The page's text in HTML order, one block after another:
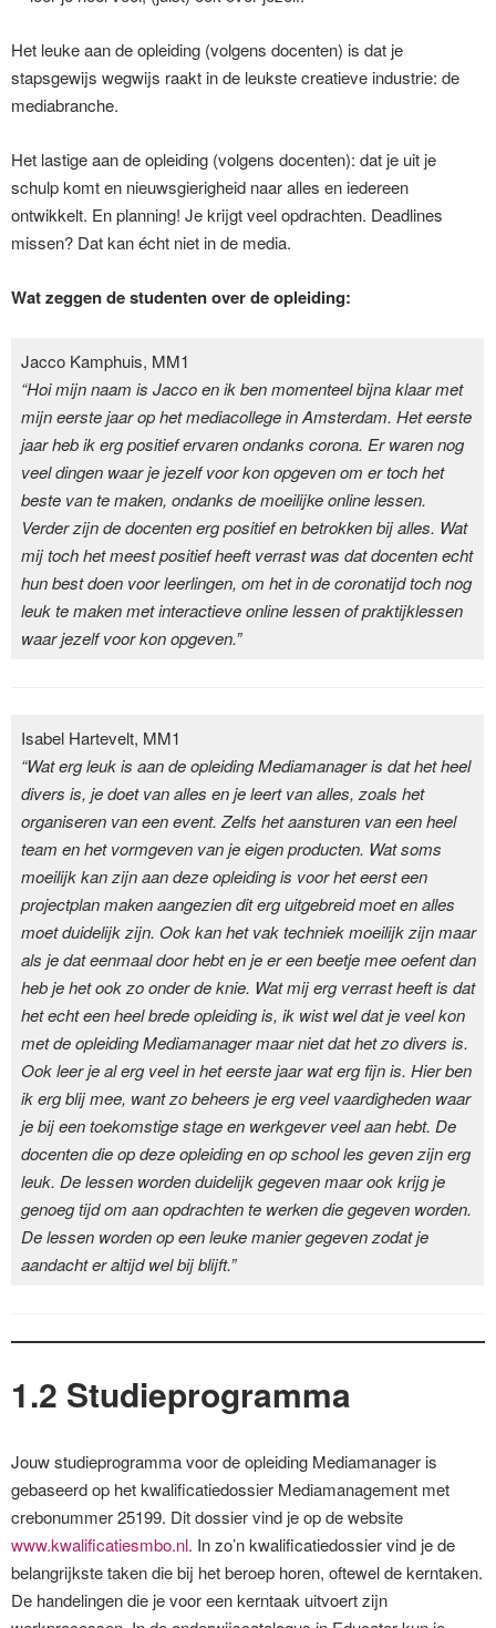
Het leuke aan de opleiding (volgens docenten) is dat je
stapsgewijs wegwijs raakt in de leukste creatieve industrie: de
mediabranche.
Het lastige aan de opleiding (volgens docenten): dat je uit je
schulp komt en nieuwsgierigheid naar alles en iedereen
ontwikkelt. En planning! Je krijgt veel opdrachten. Deadlines
missen? Dat kan écht niet in de media.
Wat zeggen de studenten over de opleiding:
Jacco Kamphuis, MM1
“Hoi mijn naam is Jacco en ik ben momenteel bijna klaar met
mijn eerste jaar op het mediacollege in Amsterdam. Het eerste
jaar heb ik erg positief ervaren ondanks corona. Er waren nog
veel dingen waar je jezelf voor kon opgeven om er toch het
beste van te maken, ondanks de moeilijke online lessen.
Verder zijn de docenten erg positief en betrokken bij alles. Wat
mij toch het meest positief heeft verrast was dat docenten echt
hun best doen voor leerlingen, om het in de coronatijd toch nog
leuk te maken met interactieve online lessen of praktijklessen
waar jezelf voor kon opgeven.”
Isabel Hartevelt, MM1
“Wat erg leuk is aan de opleiding Mediamanager is dat het heel
divers is, je doet van alles en je leert van alles, zoals het
organiseren van een event. Zelfs het aansturen van een heel
team en het vormgeven van je eigen producten. Wat soms
moeilijk kan zijn aan deze opleiding is voor het eerst een
projectplan maken aangezien dit erg uitgebreid moet en alles
moet duidelijk zijn. Ook kan het vak techniek moeilijk zijn maar
als je dat eenmaal door hebt en je er een beetje mee oefent dan
heb je het ook zo onder de knie. Wat mij erg verrast heeft is dat
het echt een heel brede opleiding is, ik wist wel dat je veel kon
met de opleiding Mediamanager maar niet dat het zo divers is.
Ook leer je al erg veel in het eerste jaar wat erg fijn is. Hier ben
ik erg blij mee, want zo beheers je erg veel vaardigheden waar
je bij een toekomstige stage en werkgever veel aan hebt. De
docenten die op deze opleiding en op school les geven zijn erg
leuk. De lessen worden duidelijk gegeven maar ook krijg je
genoeg tijd om aan opdrachten te werken die gegeven worden.
De lessen worden op een leuke manier gegeven zodat je
aandacht er altijd wel bij blijft.”
1.2 Studieprogramma
Jouw studieprogramma voor de opleiding Mediamanager is
gebaseerd op het kwalificatiedossier Mediamanagement met
crebonummer 25199. Dit dossier vind je op de website
www.kwalificatiesmbo.nl. In zo’n kwalificatiedossier vind je de
belangrijkste taken die bij het beroep horen, oftewel de kerntaken.
De handelingen die je voor een kerntaak uitvoert zijn